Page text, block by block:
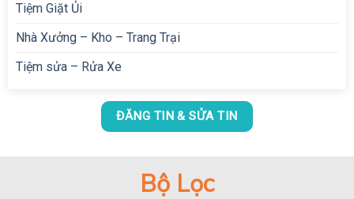
Tiệm Giặt Ủi
Nhà Xưởng – Kho – Trang Trại
Tiệm sửa – Rửa Xe
ĐĂNG TIN & SỬA TIN
Bộ Lọc